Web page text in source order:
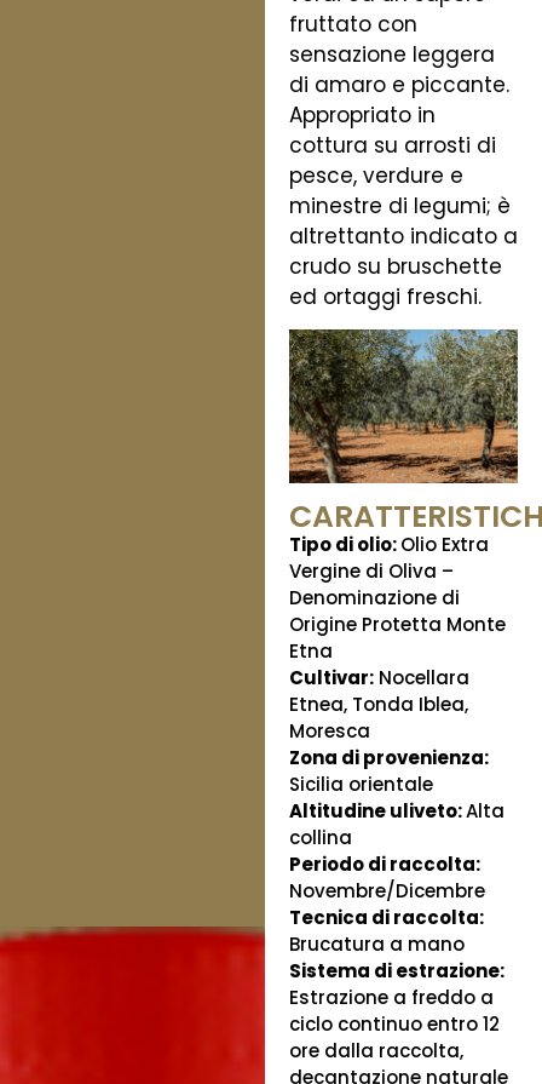
fruttato con
sensazione leggera
di amaro e piccante.
Appropriato in
cottura su arrosti di
pesce, verdure e
minestre di legumi; è
altrettanto indicato a
crudo su bruschette
ed ortaggi freschi.
Tipo di olio:Olio Extra
Vergine di Oliva –
Denominazione di
Origine Protetta Monte
Etna
Cultivar:Nocellara
Etnea, Tonda Iblea,
Moresca
Zona di provenienza:
Sicilia orientale
Altitudine uliveto:Alta
collina
Periodo di raccolta:
Novembre/Dicembre
Tecnica di raccolta:
Brucatura a mano
Sistema di estrazione:
Estrazione a freddo a
ciclo continuo entro 12
ore dalla raccolta,
decantazione naturale